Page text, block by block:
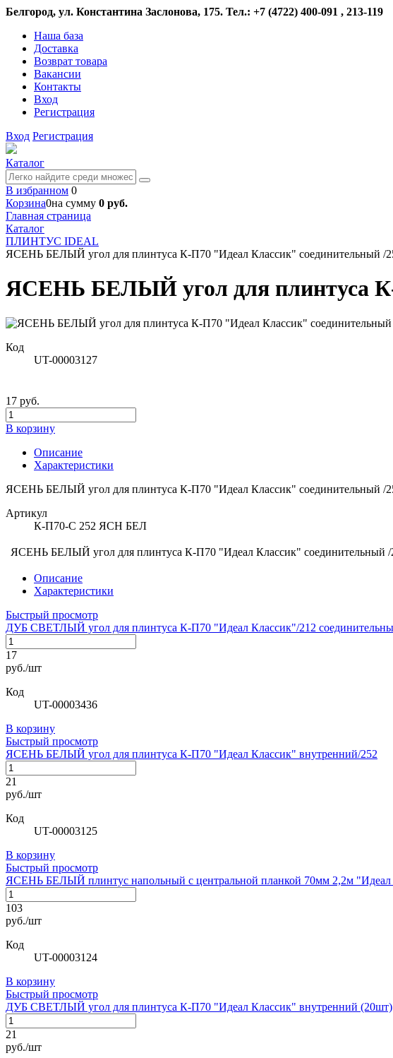
Белгород, ул. Константина Заслонова, 175. Тел.: +7 (4722) 400-091 , 213-119
Наша база
Доставка
Возврат товара
Вакансии
Контакты
Вход
Регистрация
Вход Регистрация
Каталог
В избранном 0
Корзина0на сумму 0 руб.
Главная страница
Каталог
ПЛИНТУС IDEAL
ЯСЕНЬ БЕЛЫЙ угол для плинтуса К-П70 "Идеал Классик" соединительный /
ЯСЕНЬ БЕЛЫЙ угол для плинтуса
Код
UT-00003127
17 руб.
В корзину
Описание
Характеристики
ЯСЕНЬ БЕЛЫЙ угол для плинтуса К-П70 "Идеал Классик" соединительный /
Артикул
К-П70-С 252 ЯСН БЕЛ
ЯСЕНЬ БЕЛЫЙ угол для плинтуса К-П70 "Идеал Классик" соединительный /
Описание
Характеристики
Быстрый просмотр
ДУБ СВЕТЛЫЙ угол для плинтуса К-П70 "Идеал Классик"/212
17
руб./шт
Код
UT-00003436
В корзину
Быстрый просмотр
ЯСЕНЬ БЕЛЫЙ угол для плинтуса К-П70 "Идеал Классик" внутренний/252
21
руб./шт
Код
UT-00003125
В корзину
Быстрый просмотр
ЯСЕНЬ БЕЛЫЙ плинтус напольный с центральной планкой 70мм 2,2м "Идеал
103
руб./шт
Код
UT-00003124
В корзину
Быстрый просмотр
ДУБ СВЕТЛЫЙ угол для плинтуса К-П70 "Идеал Классик" внутренний (20шт)
21
руб./шт